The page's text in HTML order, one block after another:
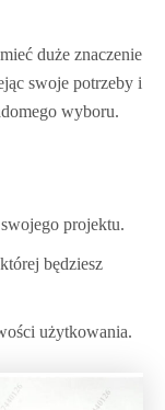
duże znaczenie
swoje potrzeby i
wyboru.
projektu.
będziesz
użytkowania.